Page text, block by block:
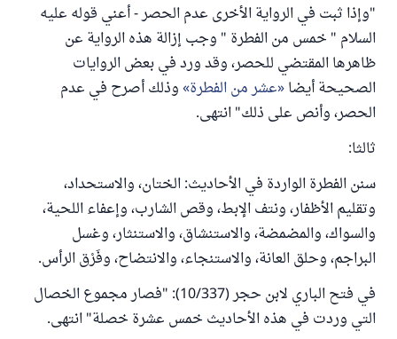
"وإذا ثبت في الرواية الأخرى عدم الحصر - أعني قوله عليه
السلام " خمس من الفطرة " وجب إزالة هذه الرواية عن
ظاهرها المقتضي للحصر، وقد ورد في بعض الروايات
الصحيحة أيضا عشر من الفطرة وذلك أصرح في عدم
الحصر، وأنص على ذلك" انتهى.
ثالثا:
سنن الفطرة الواردة في الأحاديث: الختان، والاستحداد،
وتقليم الأظفار، ونتف الإبط، وقص الشارب، وإعفاء اللحية،
والسواك، والمضمضة، والاستنشاق، والاستنثار، وغسل
البراجم، وحلق العانة، والاستنجاء، والانتضاح، وفَرْق الرأس.
في فتح الباري لابن حجر (10/337): "فصار مجموع الخصال
التي وردت في هذه الأحاديث خمس عشرة خصلة" انتهى.